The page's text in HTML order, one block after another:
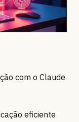
com o Claude
eficiente